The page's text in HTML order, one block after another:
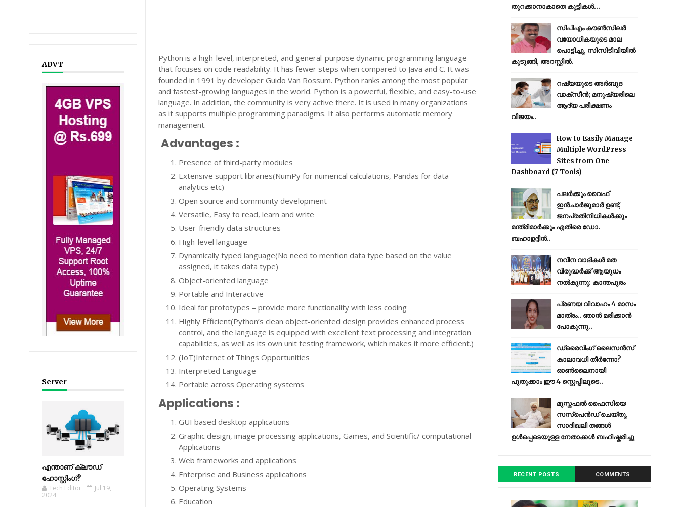
ADVT
Server
എന്താണ് ക്ലൗഡ്
ഹോസ്റ്റിംഗ്?
Tech Editor
Jul 19,
2024
Python is a high-level, interpreted, and general-purpose dynamic programming language
that focuses on code readability. It has fewer steps when compared to Java and C. It was
founded in 1991 by developer Guido Van Rossum. Python ranks among the most popular
and fastest-growing languages in the world. Python is a powerful, flexible, and easy-to-use
language. In addition, the community is very active there. It is used in many organizations
as it supports multiple programming paradigms. It also performs automatic memory
management.
Advantages :
Presence of third-party modules
Extensive support libraries(NumPy for numerical calculations, Pandas for data
analytics etc)
Open source and community development
Versatile, Easy to read, learn and write
User-friendly data structures
High-level language
Dynamically typed language(No need to mention data type based on the value
assigned, it takes data type)
Object-oriented language
Portable and Interactive
Ideal for prototypes – provide more functionality with less coding
Highly Efficient(Python’s clean object-oriented design provides enhanced process
control, and the language is equipped with excellent text processing and integration
capabilities, as well as its own unit testing framework, which makes it more efficient.)
(IoT)Internet of Things Opportunities
Interpreted Language
Portable across Operating systems
Applications :
GUI based desktop applications
Graphic design, image processing applications, Games, and Scientific/ computational
Applications
Web frameworks and applications
Enterprise and Business applications
Operating Systems
Education
തുറക്കാനാകാതെ കുട്ടികൾ...
സിപിഎം കൗണ്‍സിലര്‍
വയോധികയുടെ മാല
പൊട്ടിച്ചു, സിസിടിവിയില്‍
കുടുങ്ങി, അറസ്റ്റില്‍.
റഷ്യയുടെ അര്‍ബുദ
വാക്‌സീന്‍; മനുഷ്യരിലെ
ആദ്യ പരീക്ഷണം
വിജയം..
How to Easily Manage
Multiple WordPress
Sites from One
Dashboard (7 Tools)
പലർക്കും വൈഫ്
ഇൻചാർജുമാർ ഉണ്ട്;
ജനപ്രതിനിധികൾക്കും
മന്ത്രിമാർക്കും എതിരെ ഡോ.
ബഹാഉദ്ദീൻ..
നവീന വാദികൾ മത
വിരുദ്ധർക്ക് ആയുധം
നൽകുന്നു: കാന്തപുരം
പ്രണയ വിവാഹം 4 മാസം
മാത്രം.. ഞാൻ മരിക്കാൻ
പോകുന്നു..
ഡ്രൈവിംഗ് ലൈസൻസ്
കാലാവധി തീർന്നോ?
ഓൺലൈനായി
പുതുക്കാം ഈ 4 സ്റ്റെപ്പിലൂടെ..
മുസ്തഫൽ ഫൈസിയെ
സസ്‌പെൻഡ് ചെയ്തു,
സാദിഖലി തങ്ങൾ
ഉൾപ്പെടെയുള്ള നേതാക്കൾ ബഹിഷ്കരിച്ചു
RECENT POSTS COMMENTS